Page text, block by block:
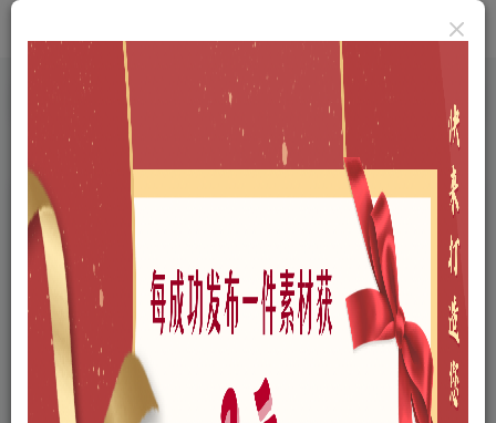
首页 A-三维模型 A0104-小区景观 正文
新中式小区景观SU模型下载
个人网站：http://www.cyx.show
关注 私信
35 11